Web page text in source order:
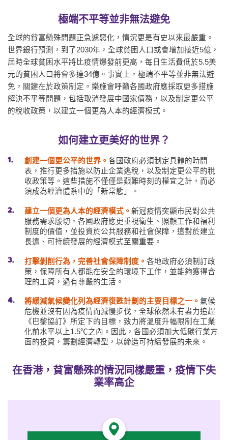
極端不平等並非無法避免
全球的貧富懸殊問題正急遽惡化，情況更是有史以來最嚴重。
世界銀行預測，到了2030年，全球貧困人口或會增加接近5億，
屆時全球貧困水平將比疫情爆發前更高，每日生活費低於5.5美
元的貧困人口將會多達34億。事實上， 極端不平等並非無法避
免，關鍵在於政策制定。 樂施會呼籲各國政府應採取更多措施
解決不平等問題，包括取消發展中國家債務，以及制定更公平
的稅收政策，以建立一個更為人本的經濟模式。
如何建立更美好的世界？
創建一個更公平的世界。 各國政府必須制定具體的時間
表，推行更多措施以防止企業逃稅，以及制定更公平的稅
收政策等。這些措施不僅僅是艱難時刻的權宜之計，而必
須成為經濟體系中的「新常態」。
建立一個更為人本的經濟模式。 新冠疫情突顯市民對公共
服務需求殷切，各國政府應更重視衛生、照顧工作和福利
制度的價值，並投資於公共服務和社會保障，這對於建立
長遠、可持續發展的經濟模式至關重要。
打擊剝削行為，完善社會保障制度。 各地政府必須制訂政
策，保障所有人都能在安全的環境下工作，並能夠獲得合
理的工資，過有尊嚴的生活。
將緩減氣候變化列為經濟復甦計劃的主要目標之一。 氣候
危機並沒有因為疫情而減慢步伐，全球依然未有盡力追趕
《巴黎協訂》所定下的目標，致力將溫度升幅限制在工業
化前水平以上1.5℃之內。因此，各國必須加大低碳行業方
面的投資，籌劃經濟轉型，以締造可持續發展的未來。
在香港，貧富懸殊的情況同樣嚴重，疫情下失
業率高企